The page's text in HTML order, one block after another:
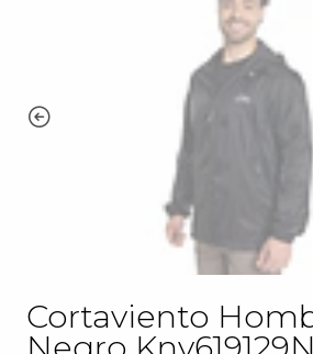
Cortaviento